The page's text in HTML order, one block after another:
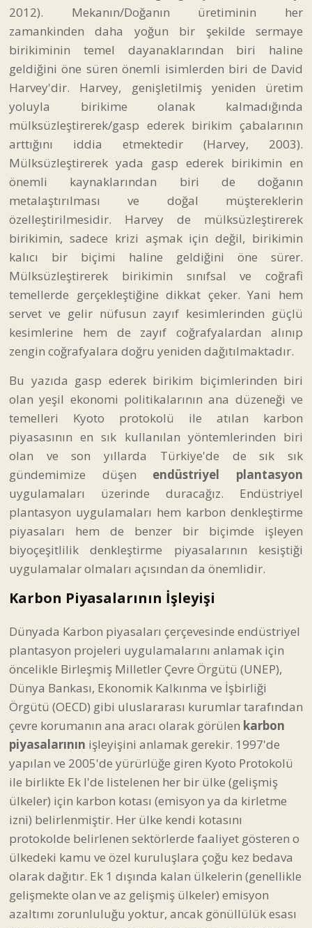
2012). Mekanın/Doğanın üretiminin her
zamankinden daha yoğun bir şekilde sermaye
birikiminin temel dayanaklarından biri haline
geldiğini öne süren önemli isimlerden biri de David
Harvey'dir. Harvey, genişletilmiş yeniden üretim
yoluyla birikime olanak kalmadığında
mülksüzleştirerek/gasp ederek birikim çabalarının
arttığını iddia etmektedir (Harvey, 2003).
Mülksüzleştirerek yada gasp ederek birikimin en
önemli kaynaklarından biri de doğanın
metalaştırılması ve doğal müştereklerin
özelleştirilmesidir. Harvey de mülksüzleştirerek
birikimin, sadece krizi aşmak için değil, birikimin
kalıcı bir biçimi haline geldiğini öne sürer.
Mülksüzleştirerek birikimin sınıfsal ve coğrafi
temellerde gerçekleştiğine dikkat çeker. Yani hem
servet ve gelir nüfusun zayıf kesimlerinden güçlü
kesimlerine hem de zayıf coğrafyalardan alınıp
zengin coğrafyalara doğru yeniden dağıtılmaktadır.
Bu yazıda gasp ederek birikim biçimlerinden biri
olan yeşil ekonomi politikalarının ana düzeneği ve
temelleri Kyoto protokolü ile atılan karbon
piyasasının en sık kullanılan yöntemlerinden biri
olan ve son yıllarda Türkiye'de de sık sık
gündemimize düşen endüstriyel plantasyon
uygulamaları üzerinde duracağız. Endüstriyel
plantasyon uygulamaları hem karbon denkleştirme
piyasaları hem de benzer bir biçimde işleyen
biyoçeşitlilik denkleştirme piyasalarının kesiştiği
uygulamalar olmaları açısından da önemlidir.
Karbon Piyasalarının İşleyişi
Dünyada Karbon piyasaları çerçevesinde endüstriyel
plantasyon projeleri uygulamalarını anlamak için
öncelikle Birleşmiş Milletler Çevre Örgütü (UNEP),
Dünya Bankası, Ekonomik Kalkınma ve İşbirliği
Örgütü (OECD) gibi uluslararası kurumlar tarafından
çevre korumanın ana aracı olarak görülen karbon
piyasalarının işleyişini anlamak gerekir. 1997'de
yapılan ve 2005'de yürürlüğe giren Kyoto Protokolü
ile birlikte Ek I'de listelenen her bir ülke (gelişmiş
ülkeler) için karbon kotası (emisyon ya da kirletme
izni) belirlenmiştir. Her ülke kendi kotasını
protokolde belirlenen sektörlerde faaliyet gösteren o
ülkedeki kamu ve özel kuruluşlara çoğu kez bedava
olarak dağıtır. Ek 1 dışında kalan ülkelerin (genellikle
gelişmekte olan ve az gelişmiş ülkeler) emisyon
azaltımı zorunluluğu yoktur, ancak gönüllülük esası